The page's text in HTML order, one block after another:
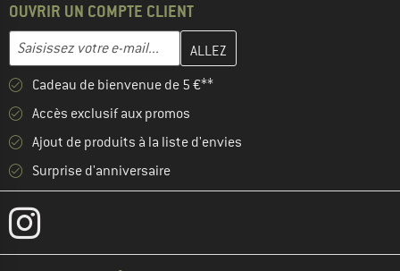
OUVRIR UN COMPTE CLIENT
Adresse e-mail
Entrez votre adresse e-mail ici et créez votre compte client à la
Cadeau de bienvenue de 5 €**
Accès exclusif aux promos
Ajout de produits à la liste d'envies
Surprise d'anniversaire